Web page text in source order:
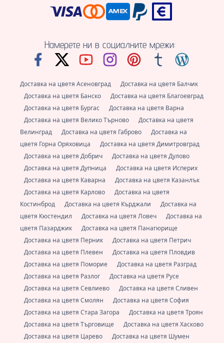
Намерете ни в социалните мрежи:
Доставка на цветя Асеновград
Доставка на цветя Балчик
Доставка на цветя Банско
Доставка на цветя Благоевград
Доставка на цветя Бургас
Доставка на цветя Варна
Доставка на цветя Велико Търново
Доставка на цветя
Велинград
Доставка на цветя Габрово
Доставка на
цветя Горна Оряховица
Доставка на цветя Димитровград
Доставка на цветя Добрич
Доставка на цветя Дулово
Доставка на цветя Дупница
Доставка на цветя Исперих
Доставка на цветя Каварна
Доставка на цветя Казанлък
Доставка на цветя Карлово
Доставка на цветя
Костинброд
Доставка на цветя Кърджали
Доставка на
цветя Кюстендил
Доставка на цветя Ловеч
Доставка на
цветя Пазарджик
Доставка на цветя Панагюрище
Доставка на цветя Перник
Доставка на цветя Петрич
Доставка на цветя Плевен
Доставка на цветя Пловдив
Доставка на цветя Поморие
Доставка на цветя Разград
Доставка на цветя Разлог
Доставка на цветя Русе
Доставка на цветя Севлиево
Доставка на цветя Сливен
Доставка на цветя Смолян
Доставка на цветя София
Доставка на цветя Стара Загора
Доставка на цветя Троян
Доставка на цветя Търговище
Доставка на цветя Хасково
Доставка на цветя Царево
Доставка на цветя Шумен